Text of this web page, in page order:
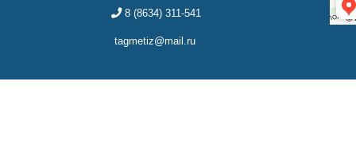
8 (8634) 311-541
tagmetiz@mail.ru